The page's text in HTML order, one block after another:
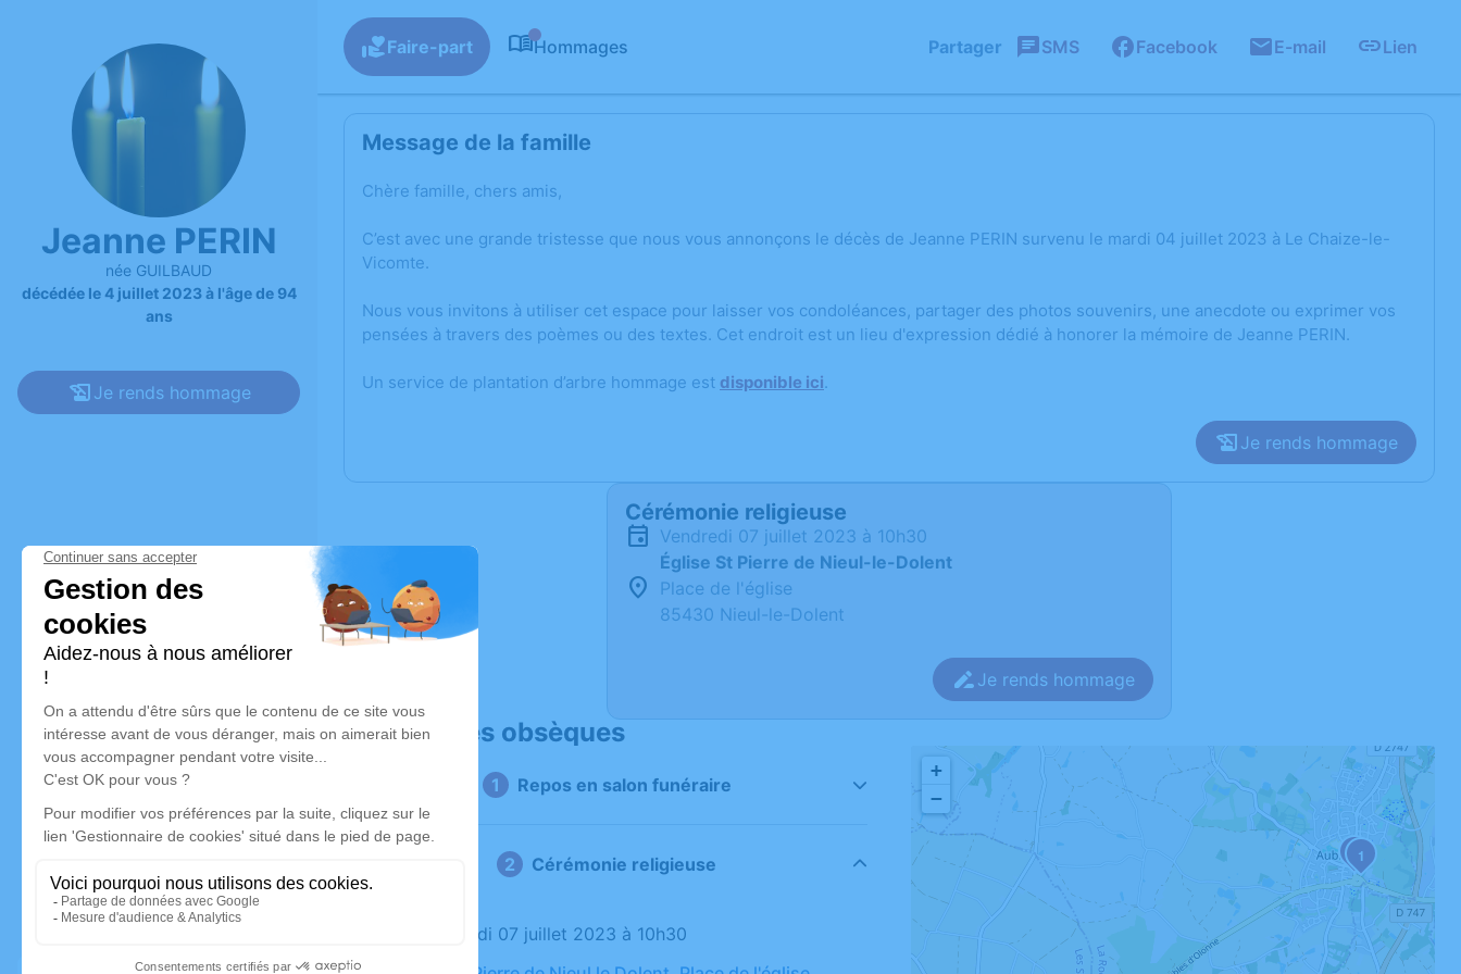
Jeanne PERIN
née GUILBAUD
décédée le 4 juillet 2023 à l'âge de 94
ans
Je rends hommage
Faire-part Hommages Partager SMS Facebook E-mail Lien
Message de la famille
Chère famille, chers amis,
C’est avec une grande tristesse que nous vous annonçons le décès de Jeanne PERIN survenu le mardi 04 juillet 2023 à Le Chaize-le-
Vicomte.
Nous vous invitons à utiliser cet espace pour laisser vos condoléances, partager des photos souvenirs, une anecdote ou exprimer vos
pensées à travers des poèmes ou des textes. Cet endroit est un lieu d'expression dédié à honorer la mémoire de Jeanne PERIN.
Un service de plantation d’arbre hommage est disponible ici.
Je rends hommage
Cérémonie religieuse
vendredi 07 juillet 2023 à 10h30
Église St Pierre de Nieul-le-Dolent
Place de l'église
85430 Nieul-le-Dolent
Je rends hommage
Déroulé des obsèques
Repos en salon funéraire
Cérémonie religieuse
Le vendredi 07 juillet 2023 à 10h30
1
+
−